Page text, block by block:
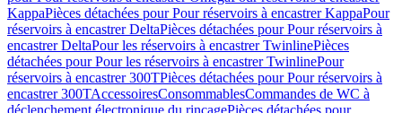
KappaPièces détachées pour Pour réservoirs à encastrer KappaPour
réservoirs à encastrer DeltaPièces détachées pour Pour réservoirs à
encastrer DeltaPour les réservoirs à encastrer TwinlinePièces
détachées pour Pour les réservoirs à encastrer TwinlinePour
réservoirs à encastrer 300TPièces détachées pour Pour réservoirs à
encastrer 300TAccessoiresConsommablesCommandes de WC à
déclenchement électronique du rinçagePièces détachées pour